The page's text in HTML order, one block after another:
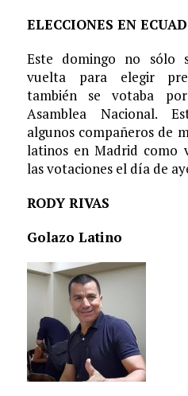
ELECCIONES EN
Este domingo no sólo
vuelta para elegir
también se votaba
Asamblea Nacional.
algunos compañeros de
latinos en Madrid como
las votaciones el día de
RODY RIVAS
Golazo Latino